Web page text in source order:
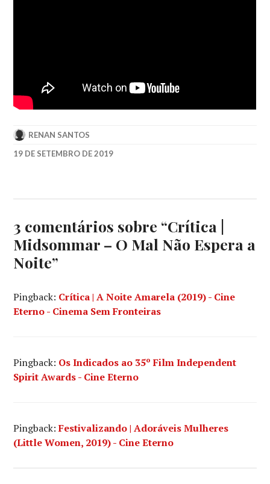
RENAN SANTOS
19 DE SETEMBRO DE 2019
MIDSOMMAR,
PARIS
FILMES,
WILL
WILLIAM
JACKSON
HARPER
3 comentários sobre “Crítica |
Midsommar – O Mal Não Espera a
Noite”
Pingback: Crítica | A Noite Amarela (2019) - Cine
Eterno - Cinema Sem Fronteiras
Pingback: Os Indicados ao 35º Film Independent
Spirit Awards - Cine Eterno
Pingback:Festivalizando | Adoráveis Mulheres
(Little Women, 2019) - Cine Eterno